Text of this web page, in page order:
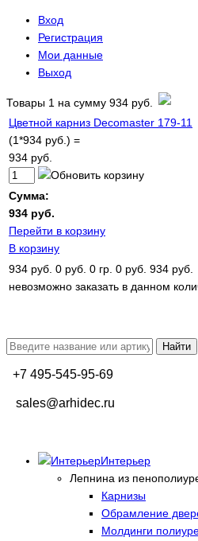
Вход
Регистрация
Мои данные
Выход
Товары 1 на сумму 934 руб.
Цветной карниз Decomaster 179-11
(1*934 руб.) =
934 руб.
Сумма:
934 руб.
Перейти в корзину
В корзину
934 руб. 0 руб. 0 гр. 0 руб. 934 руб.
невозможно заказать в данном
+7 495-545-95-69
sales@arhidec.ru
Интерьер
Лепнина из
Карнизы
Обрамление
Молдинги